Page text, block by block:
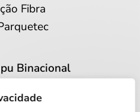
Fibra
Binacional
de dados